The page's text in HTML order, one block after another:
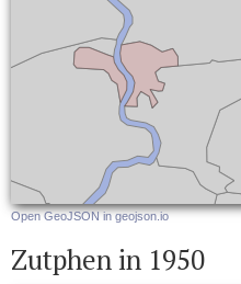
Open GeoJSON in geojson.io
Zutphen in 1950